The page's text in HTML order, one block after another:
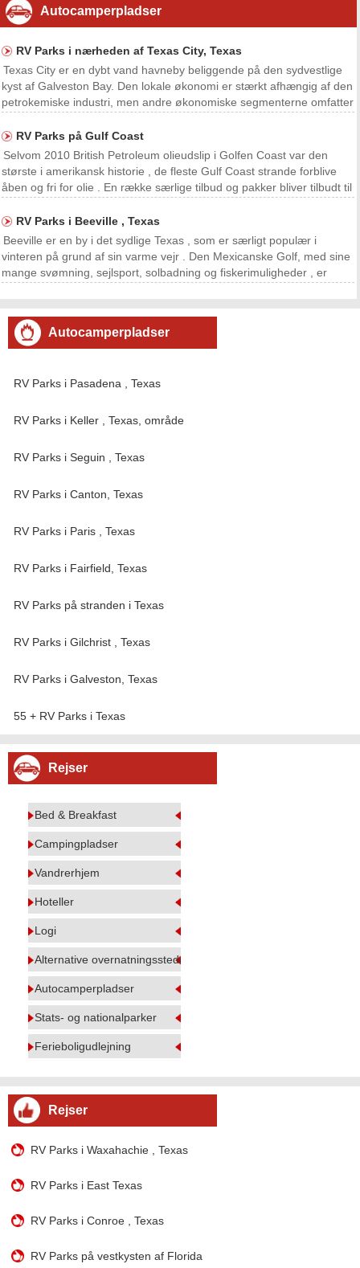
Autocamperpladser
RV Parks i nærheden af ​​Texas City, Texas
Texas City er en dybt vand havneby beliggende på den sydvestlige
kyst af Galveston Bay. Den lokale økonomi er stærkt afhængig af den
petrokemiske industri, men andre økonomiske segmenterne omfatter
RV parker ligger inden for Texa
RV Parks på Gulf Coast
Selvom 2010 British Petroleum olieudslip i Golfen Coast var den
største i amerikansk historie , de fleste Gulf Coast strande forblive
åben og fri for olie . En række særlige tilbud og pakker bliver tilbudt til
økonomiske måder at bes
RV Parks i Beeville , Texas
Beeville er en by i det sydlige Texas , som er særligt populær i
vinteren på grund af sin varme vejr . Den Mexicanske Golf, med sine
mange svømning, sejlsport, solbadning og fiskerimuligheder , er
Autocamperpladser
RV Parks i Pasadena , Texas
RV Parks i Keller , Texas, område
RV Parks i Seguin , Texas
RV Parks i Canton, Texas
RV Parks i Paris , Texas
RV Parks i Fairfield, Texas
RV Parks på stranden i Texas
RV Parks i Gilchrist , Texas
RV Parks i Galveston, Texas
55 + RV Parks i Texas
Rejser
Bed & Breakfast
Campingpladser
Vandrerhjem
Hoteller
Logi
Alternative overnatningssteder
Autocamperpladser
Stats- og nationalparker
Ferieboligudlejning
Rejser
RV Parks i Waxahachie , Texas
RV Parks i East Texas
RV Parks i Conroe , Texas
RV Parks på vestkysten af Florida